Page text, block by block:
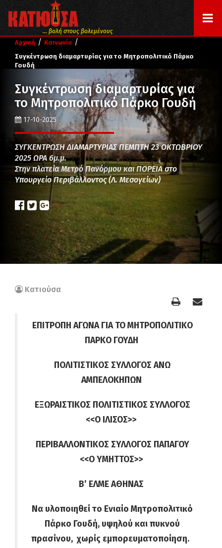
... βολή στους βολεμένους
Αρχική / Κοινωνία /
Συγκέντρωση διαμαρτυρίας για το Μητροπολιτικό Πάρκο
Γουδή
Συγκέντρωση διαμαρτυρίας για
το Μητροπολιτικό Πάρκο Γουδή
17-10-2025
ΣΥΓΚΕΝΤΡΩΣΗ ΔΙΑΜΑΡΤΥΡΙΑΣ ΠΕΜΠΤΗ 23 ΟΚΤΩΒΡΙΟΥ
2025 ΩΡΑ 6μ.μ.
Στην πλατεία Μετρό Πανόρμου και ΠΟΡΕΙΑ στο
Υπουργείο Περιβάλλοντος (Λ. Μεσογείων)
Κατιούσα
ΕΠΙΤΡΟΠΗ ΑΓΩΝΑ ΓΙΑ ΤΟ ΜΗΤΡΟΠΟΛΙΤΙΚΟ
ΠΑΡΚΟ ΓΟΥΔΗ
ΠΟΛΙΤΙΣΤΙΚΟΣ ΣΥΛΛΟΓΟΣ ΑΝΩ
ΑΜΠΕΛΟΚΗΠΩΝ
ΕΞΩΡΑΙΣΤΙΚΟΣ ΠΟΛΙΤΙΣΤΙΚΟΣ ΣΥΛΛΟΓΟΣ
<<Ο ΙΛΙΣΟΣ>>
ΠΕΡΙΒΑΛΛΟΝΤΙΚΟΣ ΣΥΛΛΟΓΟΣ ΠΑΠΑΓΟΥ
<<Ο ΥΜΗΤΤΟΣ>>
Β’ ΕΛΜΕ ΑΘΗΝΑΣ
Να υλοποιηθεί το Ενιαίο Μητροπολιτικό
Πάρκο Γουδή, υψηλού και πυκνού
πρασίνου, χωρίς εμπορευματοποίηση.